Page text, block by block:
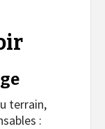
terrain,
: